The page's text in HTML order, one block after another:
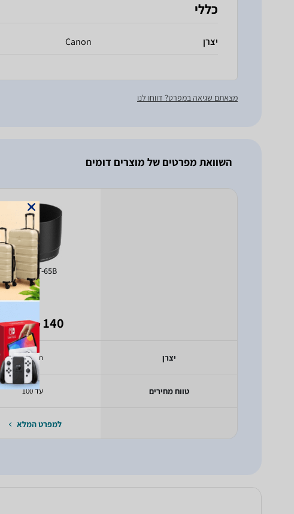
כללי
יצרן Canon
מצאתם שגיאה במפרט? דווחו לנו
השוואת מפרטים של מוצרים דומים
יצרן
טווח מחירים
Canon ET-65B
140
₪
- 99
₪
Canon
עד 100
למפרט המלא